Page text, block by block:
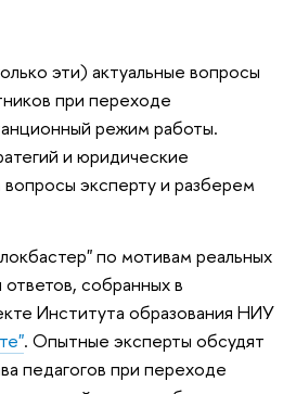
эти) актуальные вопросы
при переходе
режим работы.
и юридические
эксперту и разберем
по мотивам реальных
собранных в
Института образования НИУ
. Опытные эксперты обсудят
педагогов при переходе